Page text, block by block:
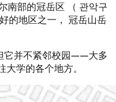
南部的冠岳区 （ 관악구
的地区之一， 冠岳山岳
它并不紧邻校园——大多
学的各个地方。